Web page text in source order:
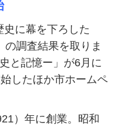
に幕を下ろした
の調査結果を取りま
と記憶ー」が6月に
したほか市ホームペ
）年に創業。昭和